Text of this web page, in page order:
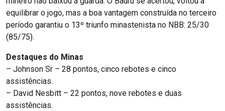
equilibrar o jogo, mas a boa vantagem construída no terceiro
período garantiu o 13º triunfo minastenista no NBB: 25/30
(85/75).
Destaques do Minas
– Johnson Sr – 28 pontos, cinco rebotes e cinco
assistências.
– David Nesbitt – 22 pontos, nove rebotes e duas
assistências.